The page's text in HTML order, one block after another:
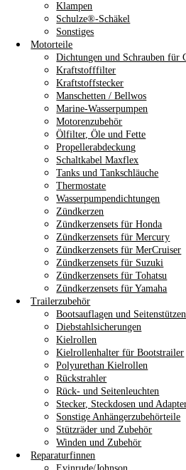
Klampen
Schulze®-Schäkel
Sonstiges
Motorteile
Dichtungen und Schrauben für
Kraftstofffilter
Kraftstoffstecker
Manschetten / Bellwos
Marine-Wasserpumpen
Motorenzubehör
Ölfilter, Öle und Fette
Propellerabdeckung
Schaltkabel Maxflex
Tanks und Tankschläuche
Thermostate
Wasserpumpendichtungen
Zündkerzen
Zündkerzensets für Honda
Zündkerzensets für Mercury
Zündkerzensets für MerCruiser
Zündkerzensets für Suzuki
Zündkerzensets für Tohatsu
Zündkerzensets für Yamaha
Trailerzubehör
Bootsauflagen und Seitenstützen
Diebstahlsicherungen
Kielrollen
Kielrollenhalter für Bootstrailer
Polyurethan Kielrollen
Rückstrahler
Rück- und Seitenleuchten
Stecker, Steckdosen und
Sonstige Anhängerzubehörteile
Stützräder und Zubehör
Winden und Zubehör
Reparaturfinnen